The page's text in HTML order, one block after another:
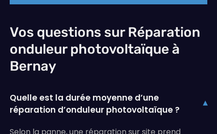
Vos questions sur Réparation
onduleur photovoltaïque à
Bernay
Quelle est la durée moyenne d’une
réparation d’onduleur photovoltaïque ?
▾